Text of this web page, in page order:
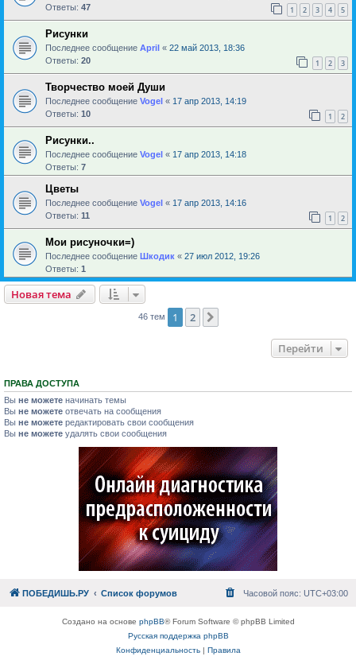
Ответы: 47 1 2 3 4 5
Рисунки
Последнее сообщение April « 22 май 2013, 18:36
Ответы: 20 1 2 3
Творчество моей Души
Последнее сообщение Vogel « 17 апр 2013, 14:19
Ответы: 10 1 2
Рисунки..
Последнее сообщение Vogel « 17 апр 2013, 14:18
Ответы: 7
Цветы
Последнее сообщение Vogel « 17 апр 2013, 14:16
Ответы: 11 1 2
Мои рисуночки=)
Последнее сообщение Шкодик « 27 июл 2012, 19:26
Ответы: 1
Новая тема
46 тем 1 2
Перейти
ПРАВА ДОСТУПА
Вы не можете начинать темы
Вы не можете отвечать на сообщения
Вы не можете редактировать свои сообщения
Вы не можете удалять свои сообщения
ПОБЕДИШЬ.РУ Список форумов Часовой пояс: UTC+03:00
Создано на основе phpBB® Forum Software © phpBB Limited
Русская поддержка phpBB
Конфиденциальность| Правила